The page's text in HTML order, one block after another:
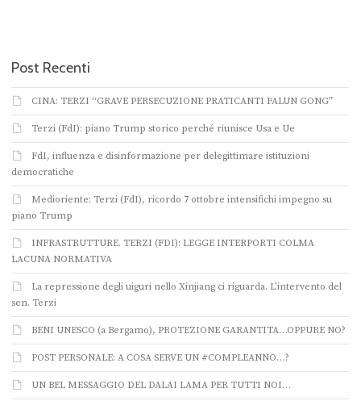
Post Recenti
CINA: TERZI “GRAVE PERSECUZIONE PRATICANTI FALUN GONG”
Terzi (FdI): piano Trump storico perché riunisce Usa e Ue
FdI, influenza e disinformazione per delegittimare istituzioni
democratiche
Medioriente: Terzi (FdI), ricordo 7 ottobre intensifichi impegno su
piano Trump
INFRASTRUTTURE. TERZI (FDI): LEGGE INTERPORTI COLMA
LACUNA NORMATIVA
La repressione degli uiguri nello Xinjiang ci riguarda. L’intervento del
sen. Terzi
BENI UNESCO (a Bergamo), PROTEZIONE GARANTITA…OPPURE NO?
POST PERSONALE: A COSA SERVE UN #COMPLEANNO…?
UN BEL MESSAGGIO DEL DALAI LAMA PER TUTTI NOI…